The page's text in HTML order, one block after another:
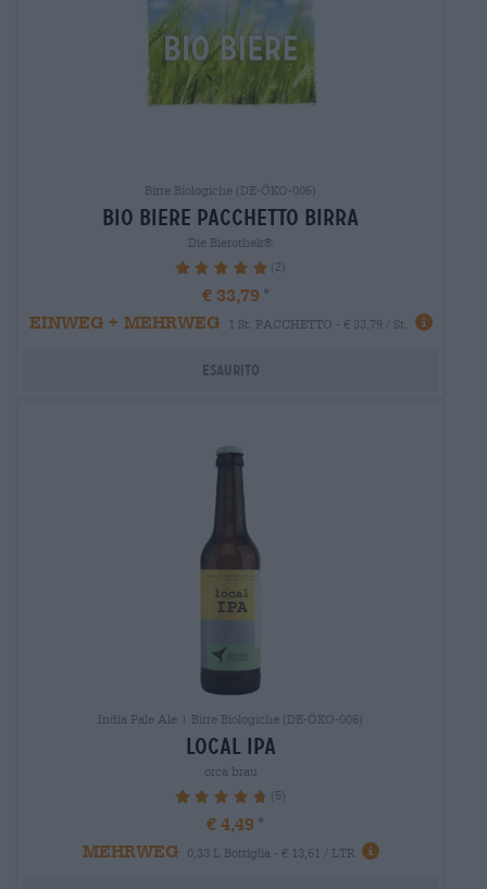
Birre Biologiche (DE-ÖKO-006)
bio biere Pacchetto birra
Die Bierothek®
100% (2)
€ 33,79
EINWEG + MEHRWEG
1 St. PACCHETTO - € 33,79 / St.
Esaurito
India Pale Ale | Birre Biologiche (DE-ÖKO-006)
local ipa
orca brau
96% (5)
€ 4,49
MEHRWEG
0,33 L Bottiglia - € 13,61 / LTR